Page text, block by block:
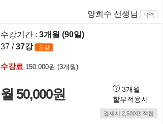
양희수 선생님 약력
수강기간 : 3개월 (90일)
37 /37강 완강
수강료 150,000원 (3개월)
월 50,000원
3개월
할부적용시
결제시 2,500ⓟ 적립